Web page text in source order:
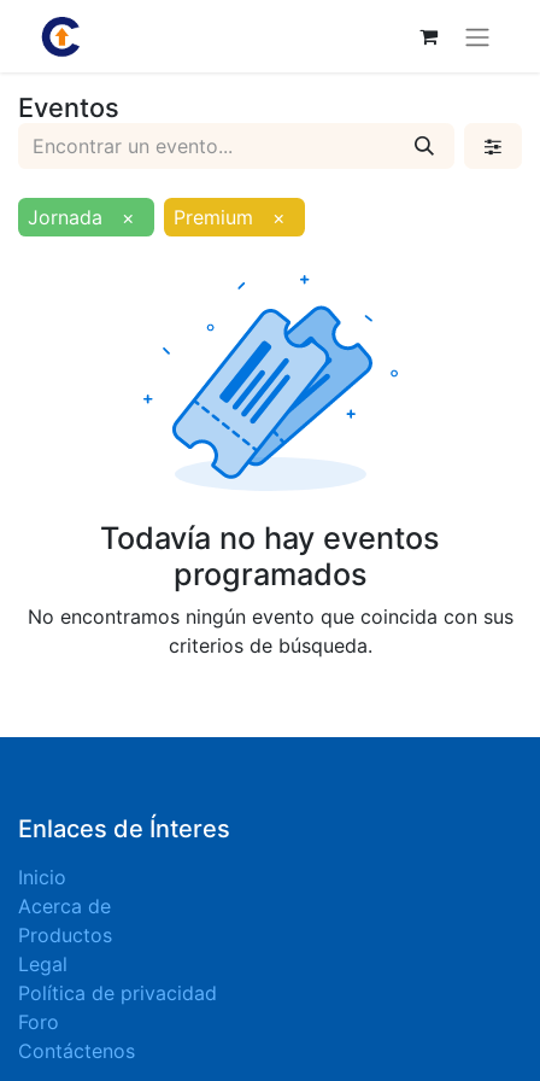
Eventos
Jornada × Premium ×
Todavía no hay eventos
programados
No encontramos ningún evento que coincida con sus
criterios de búsqueda.
Enlaces de Ínteres
Inicio
Acerca de
Productos
Legal
Política de privacidad
Foro
Contáctenos